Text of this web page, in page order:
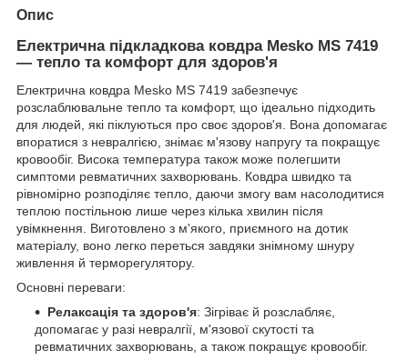
Опис
Електрична підкладкова ковдра Mesko MS 7419
— тепло та комфорт для здоров'я
Електрична ковдра Mesko MS 7419 забезпечує
розслаблювальне тепло та комфорт, що ідеально підходить
для людей, які піклуються про своє здоров'я. Вона допомагає
впоратися з невралгією, знімає м'язову напругу та покращує
кровообіг. Висока температура також може полегшити
симптоми ревматичних захворювань. Ковдра швидко та
рівномірно розподіляє тепло, даючи змогу вам насолодитися
теплою постільною лише через кілька хвилин після
увімкнення. Виготовлено з м'якого, приємного на дотик
матеріалу, воно легко переться завдяки знімному шнуру
живлення й терморегулятору.
Основні переваги:
Релаксація та здоров'я: Зігріває й розслабляє,
допомагає у разі невралгії, м'язової скутості та
ревматичних захворювань, а також покращує кровообіг.